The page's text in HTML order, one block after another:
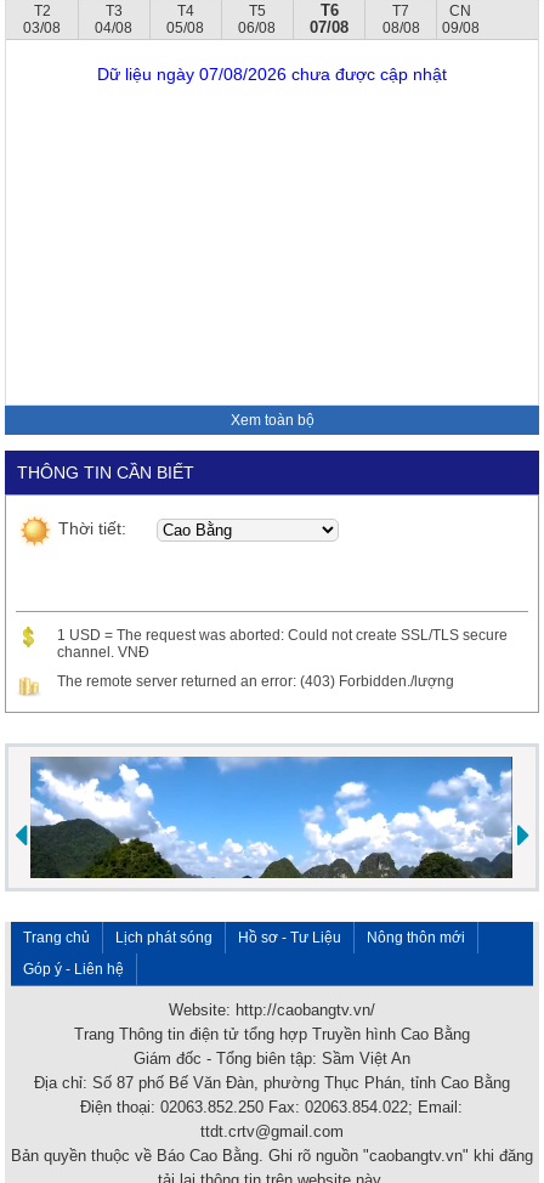
T2
03/08
T3
04/08
T4
05/08
T5
06/08
T6
07/08
T7
08/08
CN
09/08
Dữ liệu ngày 07/08/2026 chưa được cập nhật
Xem toàn bộ
THÔNG TIN CẦN BIẾT
Thời tiết:
1 USD = The request was aborted: Could not create SSL/TLS secure
channel. VNĐ
The remote server returned an error: (403) Forbidden./lượng
Trang chủ Lịch phát sóng Hồ sơ - Tư Liệu
Nông thôn mới
Góp ý - Liên hệ
Website: http://caobangtv.vn/
Trang Thông tin điện tử tổng hợp Truyền hình Cao Bằng
Giám đốc - Tổng biên tập: Sầm Việt An
Địa chỉ: Số 87 phố Bế Văn Đàn, phường Thục Phán, tỉnh Cao Bằng
Điện thoại: 02063.852.250 Fax: 02063.854.022; Email:
ttdt.crtv@gmail.com
Bản quyền thuộc về Báo Cao Bằng. Ghi rõ nguồn "caobangtv.vn" khi đăng